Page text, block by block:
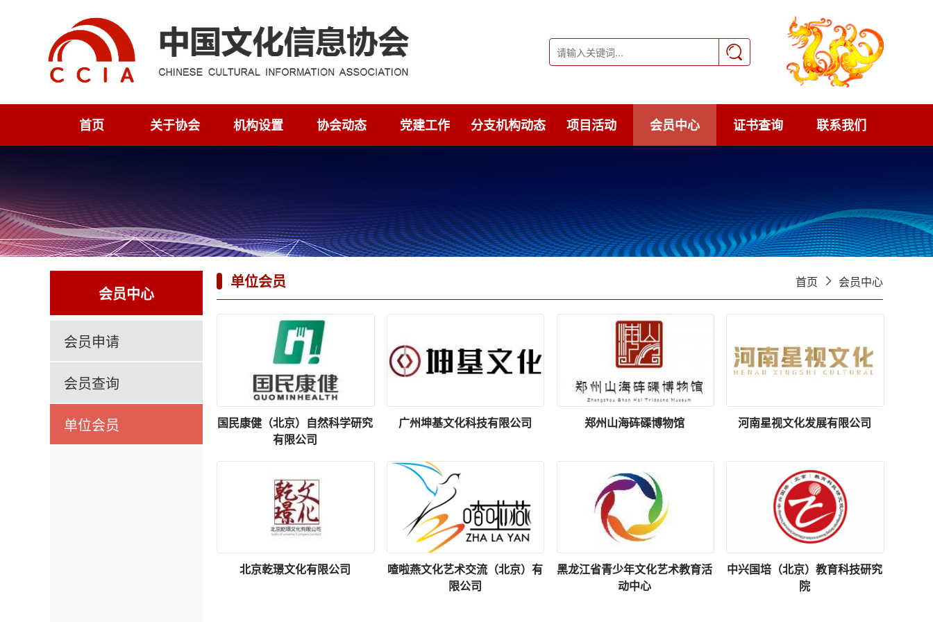
首页 关于协会 机构设置 协会动态 党建工作 分支机构动态 项目活动 会员中心 证书查询 联系我们
会员中心
会员申请
会员查询
单位会员
单位会员 首页 会员中心
国民康健（北京）自然科学研究
有限公司
广州坤基文化科技有限公司 郑州山海砗磲博物馆 河南星视文化发展有限公司
北京乾璟文化有限公司
喳啦燕文化艺术交流（北京）有
限公司
黑龙江省青少年文化艺术教育活
动中心
中兴国培（北京）教育科技研究
院